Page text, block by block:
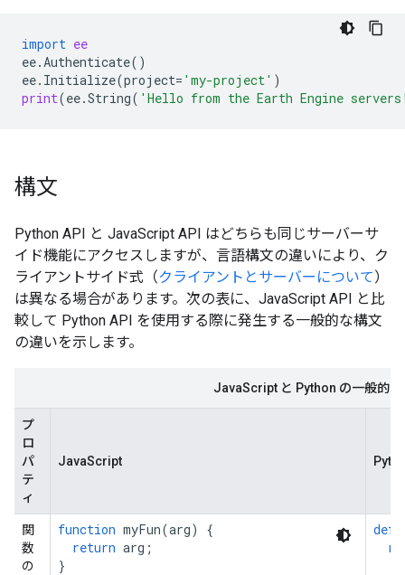
import ee
ee.Authenticate()
ee. Initialize(project= 'my-project' )
print(ee.String( 'Hello from the Earth Engine
構文
Python API と JavaScript API はどちらも同じサーバーサ
イド機能にアクセスしますが、言語構文の違いにより、ク
ライアントサイド式（クライアントとサーバーについて）
は異なる場合があります。次の表に、JavaScript API と比
較して Python API を使用する際に発生する一般的な構文
の違いを示します。
JavaScript と Python の一般的
プ
ロ
パ
テ
ィ
JavaScript
関
数
の
function myFun(arg)
{
return arg ;
}
def